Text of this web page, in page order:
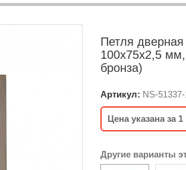
Петля
100x75x2,5
бронза)
Артикул: NS-51337-
Цена указана за
Другие варианты